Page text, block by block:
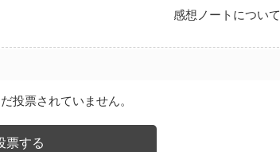
感想ノートについて
投票されていません。
票する